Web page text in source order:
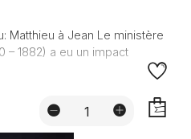
Matthieu à Jean Le ministère
– 1882) a eu un impact